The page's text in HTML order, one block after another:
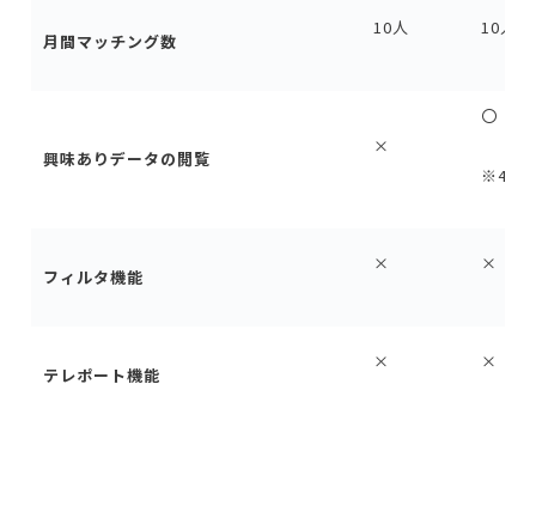
月間マッチング数
10人 10人
興味ありデータの閲覧
×
〇
※48時
フィルタ機能
× ×
テレポート機能
× ×